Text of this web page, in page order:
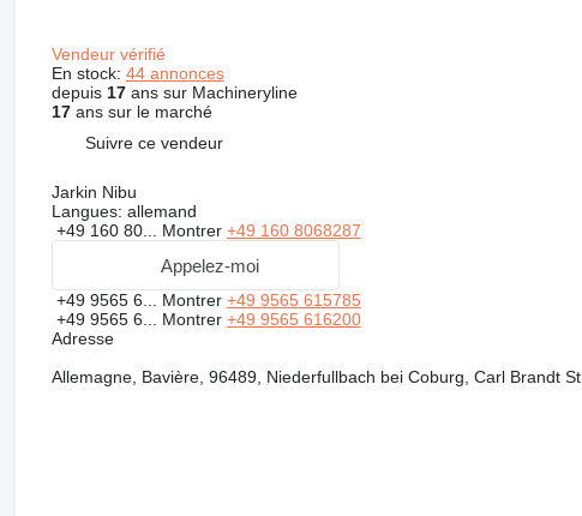
Vendeur vérifié
En stock: 44 annonces
depuis 17ans sur Machineryline
17ans sur le marché
Suivre ce vendeur
Jarkin Nibu
Langues: allemand
+49 160 80... Montrer +49 160 8068287
Appelez-moi
+49 9565 6... Montrer +49 9565 615785
+49 9565 6... Montrer +49 9565 616200
Adresse
Allemagne, Bavière, 96489, Niederfullbach bei Coburg, Carl Brandt